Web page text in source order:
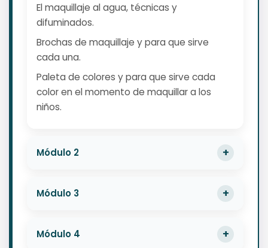
El maquillaje al agua, técnicas y
difuminados.
Brochas de maquillaje y para que sirve
cada una.
Paleta de colores y para que sirve cada
color en el momento de maquillar a los
niños.
Módulo 2
Módulo 3
Módulo 4